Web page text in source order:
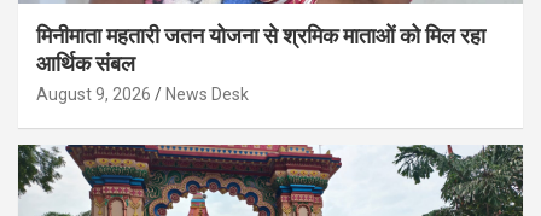
मिनीमाता महतारी जतन योजना से श्रमिक माताओं को मिल रहा
आर्थिक संबल
August 9, 2026 News Desk